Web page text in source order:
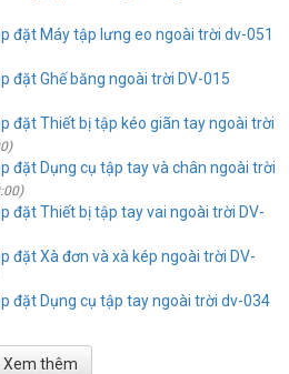
đặt Máy tập lưng eo ngoài trời dv-051
đặt Ghế băng ngoài trời DV-015
đặt Thiết bị tập kéo giãn tay ngoài trời
đặt Dụng cụ tập tay và chân ngoài trời
đặt Thiết bị tập tay vai ngoài trời DV-
đặt Xà đơn và xà kép ngoài trời DV-
đặt Dụng cụ tập tay ngoài trời dv-034
Xem thêm